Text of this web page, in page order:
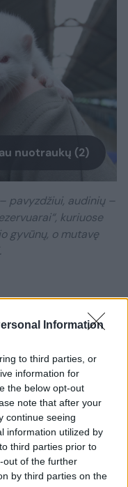
Information
to third parties, or
information for
the below opt-out
note that after your
continue seeing
information utilized by
third parties prior to
out of the further
by third parties on the
nuotraukų (2)
pavyzdžiui, audinių –
kuriuose
gyvūnų, o mutavę
trūksta ištisos
o to visai
straipsnio
profesorė
šių veikiančių
to, kad
mutuoti ir tapti